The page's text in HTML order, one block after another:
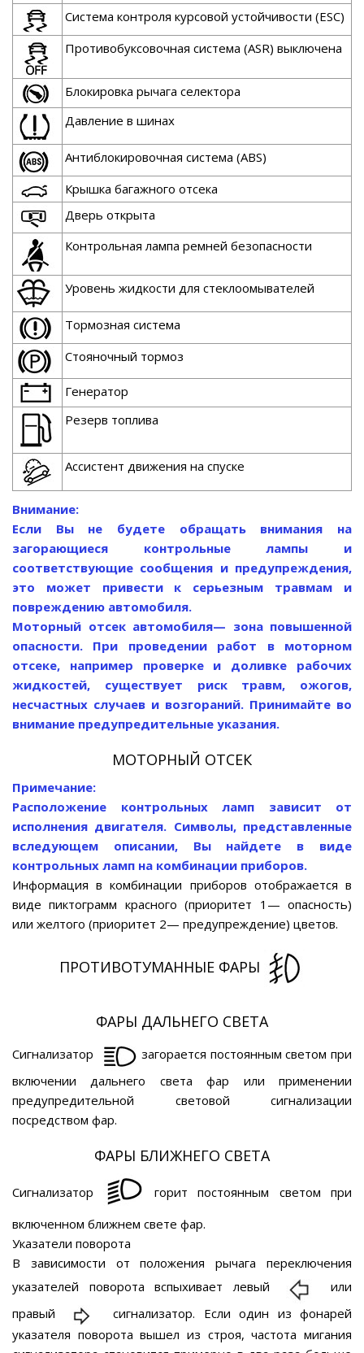
Система контроля курсовой устойчивости (ESC)
Противобуксовочная система (ASR) выключена
Блокировка рычага селектора
Давление в шинах
Антиблокировочная система (ABS)
Крышка багажного отсека
Дверь открыта
Контрольная лампа ремней безопасности
Уровень жидкости для стеклоомывателей
Тормозная система
Стояночный тормоз
Генератор
Резерв топлива
Ассистент движения на спуске
Внимание:
Если Вы не будете обращать внимания на
загорающиеся контрольные лампы и
соответствующие сообщения и предупреждения,
это может привести к серьезным травмам и
повреждению автомобиля.
Моторный отсек автомобиля— зона повышенной
опасности. При проведении работ в моторном
отсеке, например проверке и доливке рабочих
жидкостей, существует риск травм, ожогов,
несчастных случаев и возгораний. Принимайте во
внимание предупредительные указания.
МОТОРНЫЙ ОТСЕК
Примечание:
Расположение контрольных ламп зависит от
исполнения двигателя. Символы, представленные
вследующем описании, Вы найдете в виде
контрольных ламп на комбинации приборов.
Информация в комбинации приборов отображается в
виде пиктограмм красного (приоритет 1— опасность)
или желтого (приоритет 2— предупреждение) цветов.
ПРОТИВОТУМАННЫЕ ФАРЫ
ФАРЫ ДАЛЬНЕГО СВЕТА
Сигнализатор
загорается постоянным светом при
включении дальнего света фар или применении
предупредительной световой сигнализации
посредством фар.
ФАРЫ БЛИЖНЕГО СВЕТА
Сигнализатор
горит постоянным светом при
включенном ближнем свете фар.
Указатели поворота
В зависимости от положения рычага переключения
указателей поворота вспыхивает левый
или
правый
сигнализатор. Если один из фонарей
указателя поворота вышел из строя, частота мигания